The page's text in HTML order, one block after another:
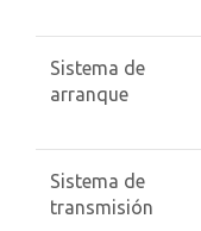
Sistema de
arranque
Sistema de
transmisión